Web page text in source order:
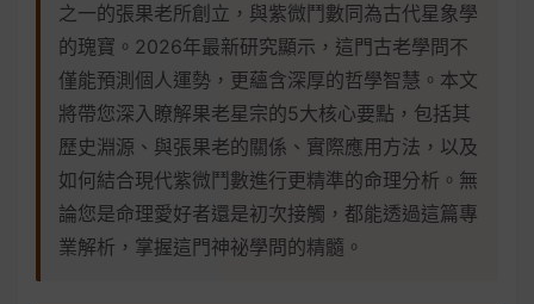
之一的張果老所創立，與紫微鬥數同為古代星象學
的瑰寶。2026年最新研究顯示，這門古老學問不
僅能預測個人運勢，更蘊含深厚的哲學智慧。本文
將帶您深入瞭解果老星宗的5大核心要點，包括其
歷史淵源、與張果老的關係、實際應用方法，以及
如何結合現代紫微鬥數進行更精準的命理分析。無
論您是命理愛好者還是初次接觸，都能透過這篇專
業解析，掌握這門神祕學問的精髓。